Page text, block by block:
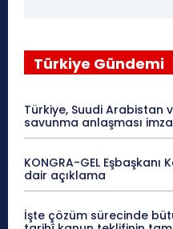
Türkiye Gündemi
Türkiye, Suudi Arabistan
savunma anlaşması
KONGRA-GEL
dair açıklama
İşte çözüm sürecinde